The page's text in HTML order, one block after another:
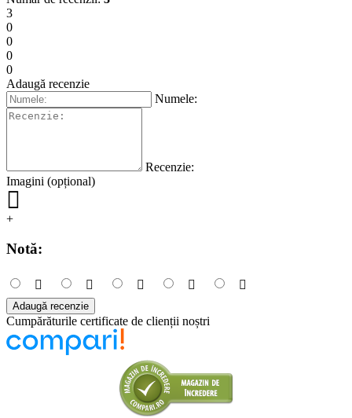
3
0
0
0
0
Adaugă recenzie
Numele:
Recenzie:
Imagini (opțional)
+
Notă:
Adaugă recenzie
Cumpărăturile certificate de clienții noștri